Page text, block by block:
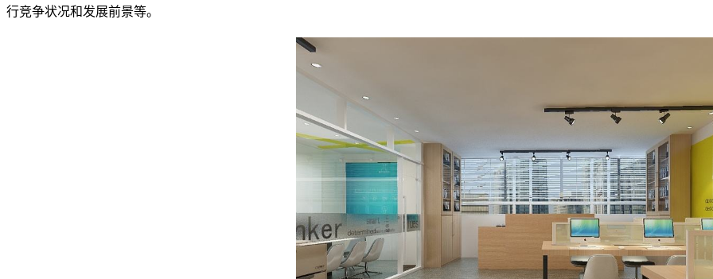
行竞争状况和发展前景等。